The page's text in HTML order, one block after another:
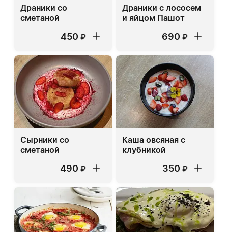
Драники со
сметаной
450 ₽
Драники с лососем
и яйцом Пашот
690 ₽
Сырники со
сметаной
490 ₽
Каша овсяная с
клубникой
350 ₽